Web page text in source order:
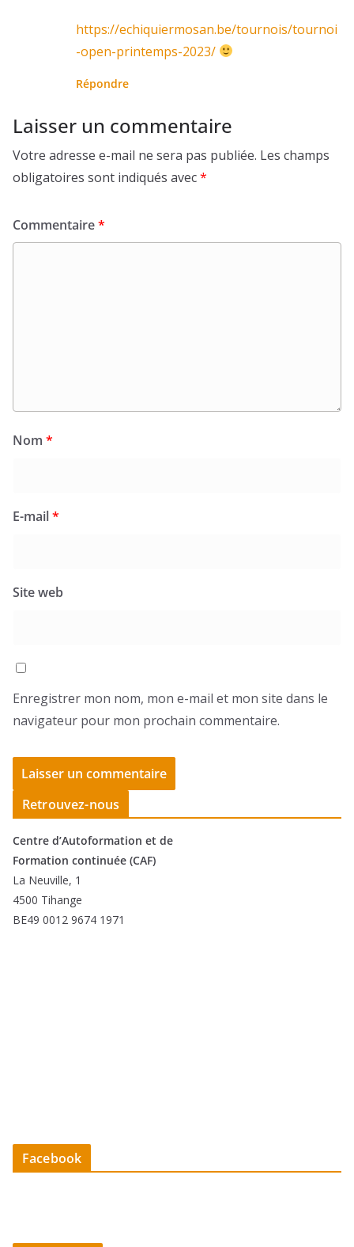
https://echiquiermosan.be/tournois/tournoi
-open-printemps-2023/
Répondre
Laisser un commentaire
Votre adresse e-mail ne sera pas publiée. Les champs
obligatoires sont indiqués avec*
Commentaire*
Nom *
E-mail*
Site web
Enregistrer mon nom, mon e-mail et mon site dans le
navigateur pour mon prochain commentaire.
Retrouvez-nous
Centre d’Autoformation et de
Formation continuée (CAF)
La Neuville, 1
4500 Tihange
BE49 0012 9674 1971
Facebook